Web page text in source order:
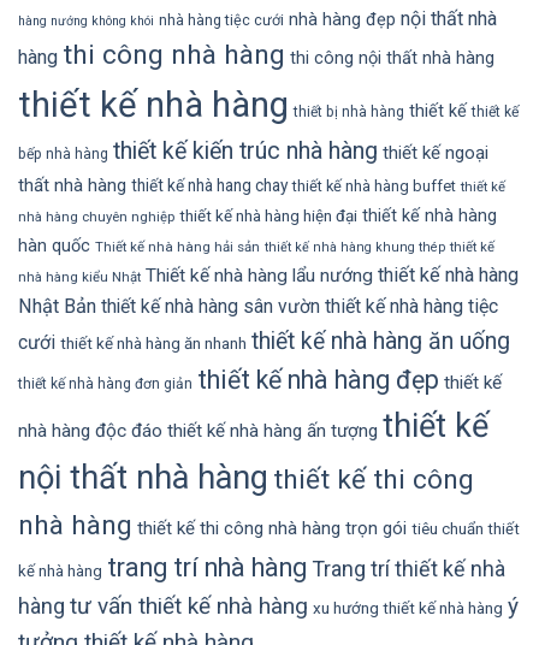
hàng nướng không khói nhà hàng tiệc cưới nhà hàng đẹp nội thất nhà
hàng thi công nhà hàng thi công nội thất nhà hàng
thiết kế nhà hàng thiết bị nhà hàng thiết kế thiết kế
bếp nhà hàng thiết kế kiến trúc nhà hàng thiết kế ngoại
thất nhà hàng thiết kế nhà hang chay thiết kế nhà hàng buffet thiết kế
nhà hàng chuyên nghiệp thiết kế nhà hàng hiện đại thiết kế nhà hàng
hàn quốc Thiết kế nhà hàng hải sản thiết kế nhà hàng khung thép thiết kế
nhà hàng kiểu Nhật Thiết kế nhà hàng lẩu nướng thiết kế nhà hàng
Nhật Bản thiết kế nhà hàng sân vườn thiết kế nhà hàng tiệc
cưới thiết kế nhà hàng ăn nhanh thiết kế nhà hàng ăn uống
thiết kế nhà hàng đơn giản thiết kế nhà hàng đẹp thiết kế
nhà hàng độc đáo thiết kế nhà hàng ấn tượng thiết kế
nội thất nhà hàng thiết kế thi công
nhà hàng thiết kế thi công nhà hàng trọn gói tiêu chuẩn thiết
kế nhà hàng trang trí nhà hàng Trang trí thiết kế nhà
hàng tư vấn thiết kế nhà hàng xu hướng thiết kế nhà hàng ý